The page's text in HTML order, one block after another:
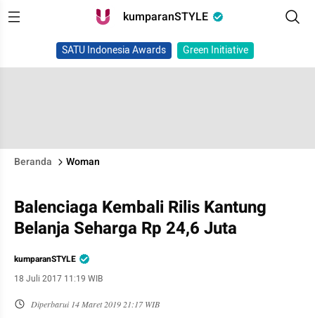
kumparanSTYLE
SATU Indonesia Awards Green Initiative
Beranda Woman
Balenciaga Kembali Rilis Kantung
Belanja Seharga Rp 24,6 Juta
kumparanSTYLE
18 Juli 2017 11:19 WIB
Diperbarui 14 Maret 2019 21:17 WIB